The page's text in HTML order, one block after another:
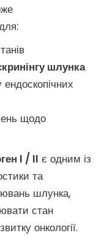
шлунка
щодо
I / II є одним із
та
шлунка,
стан
онкології.